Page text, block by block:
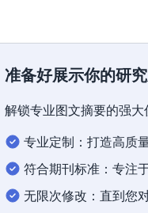
准备好展示你的研
解锁专业图文摘要的强大
专业定制：打造高质
符合期刊标准：专注
无限次修改：直到您